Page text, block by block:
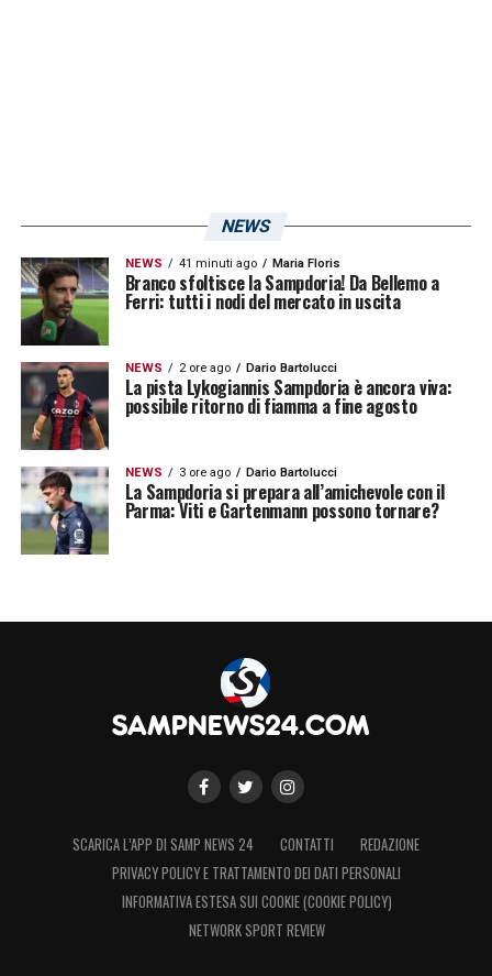
NEWS
NEWS 41 minuti ago Maria Floris
Branco sfoltisce la Sampdoria! Da Bellemo a
Ferri: tutti i nodi del mercato in uscita
NEWS 2 ore ago Dario Bartolucci
La pista Lykogiannis Sampdoria è ancora viva:
possibile ritorno di fiamma a fine agosto
NEWS 3 ore ago Dario Bartolucci
La Sampdoria si prepara all’amichevole con il
Parma: Viti e Gartenmann possono tornare?
SCARICA L’APP DI SAMP NEWS 24 CONTATTI
REDAZIONE
PRIVACY POLICY E TRATTAMENTO DEI DATI PERSONALI
INFORMATIVA ESTESA SUI COOKIE (COOKIE POLICY)
NETWORK SPORT REVIEW